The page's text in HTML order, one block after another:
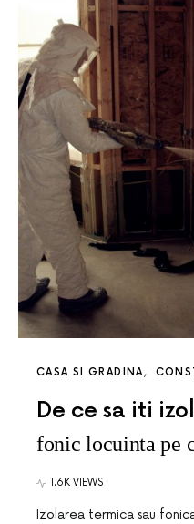
CASA SI GRADINA
De ce sa iti
fonic locuinta pe
1.6K VIEWS
Izolarea termica sau